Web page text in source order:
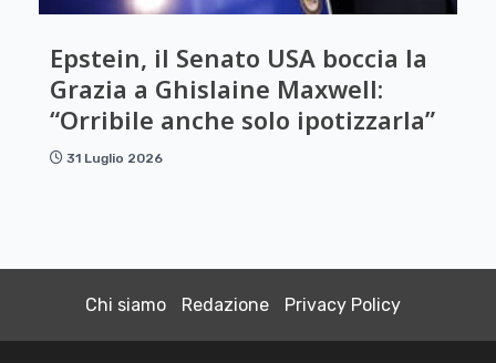
Epstein, il Senato USA boccia la
Grazia a Ghislaine Maxwell:
“Orribile anche solo ipotizzarla”
31 Luglio 2026
Chi siamo Redazione Privacy Policy